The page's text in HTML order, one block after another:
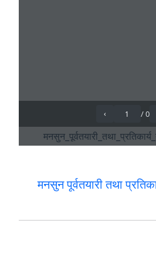
मनसुन पूर्वतयारी तथा